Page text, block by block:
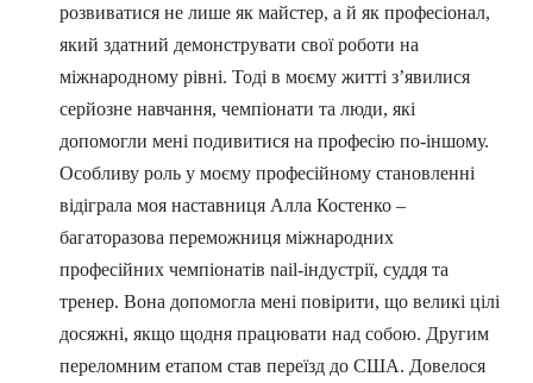
розвиватися не лише як майстер, а й як професіонал,
який здатний демонструвати свої роботи на
міжнародному рівні. Тоді в моєму житті з’явилися
серйозне навчання, чемпіонати та люди, які
допомогли мені подивитися на професію по-іншому.
Особливу роль у моєму професійному становленні
відіграла моя наставниця Алла Костенко –
багаторазова переможниця міжнародних
професійних чемпіонатів nail-індустрії, суддя та
тренер. Вона допомогла мені повірити, що великі цілі
досяжні, якщо щодня працювати над собою. Другим
переломним етапом став переїзд до США. Довелося